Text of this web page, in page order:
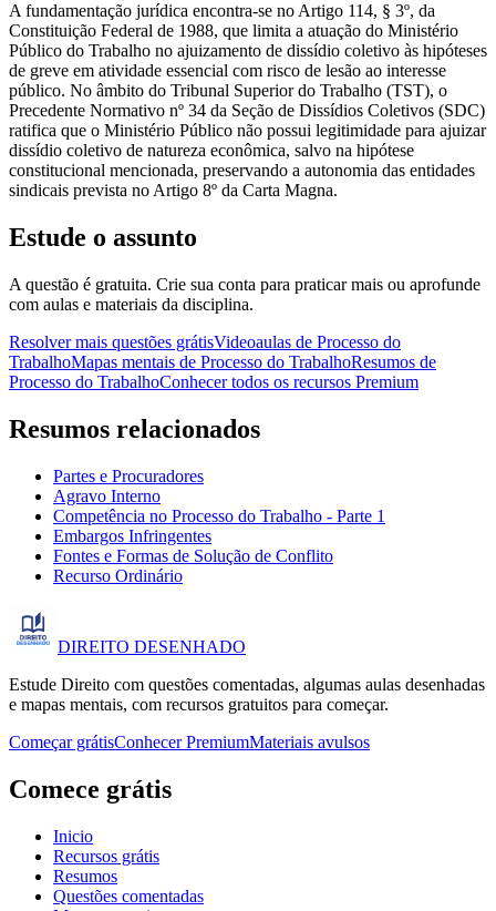
A fundamentação jurídica encontra-se no Artigo 114, § 3º, da
Constituição Federal de 1988, que limita a atuação do Ministério
Público do Trabalho no ajuizamento de dissídio coletivo às hipóteses
de greve em atividade essencial com risco de lesão ao interesse
público. No âmbito do Tribunal Superior do Trabalho (TST), o
Precedente Normativo nº 34 da Seção de Dissídios Coletivos (SDC)
ratifica que o Ministério Público não possui legitimidade para ajuizar
dissídio coletivo de natureza econômica, salvo na hipótese
constitucional mencionada, preservando a autonomia das entidades
sindicais prevista no Artigo 8º da Carta Magna.
Estude o assunto
A questão é gratuita. Crie sua conta para praticar mais ou aprofunde
com aulas e materiais da disciplina.
Resolver mais questões grátisVideoaulas de Processo do
TrabalhoMapas mentais de Processo do TrabalhoResumos de
Processo do TrabalhoConhecer todos os recursos Premium
Resumos relacionados
Partes e Procuradores
Agravo Interno
Competência no Processo do Trabalho - Parte 1
Embargos Infringentes
Fontes e Formas de Solução de Conflito
Recurso Ordinário
DIREITO DESENHADO
Estude Direito com questões comentadas, algumas aulas desenhadas
e mapas mentais, com recursos gratuitos para começar.
Começar grátisConhecer PremiumMateriais avulsos
Comece grátis
Inicio
Recursos grátis
Resumos
Questões comentadas